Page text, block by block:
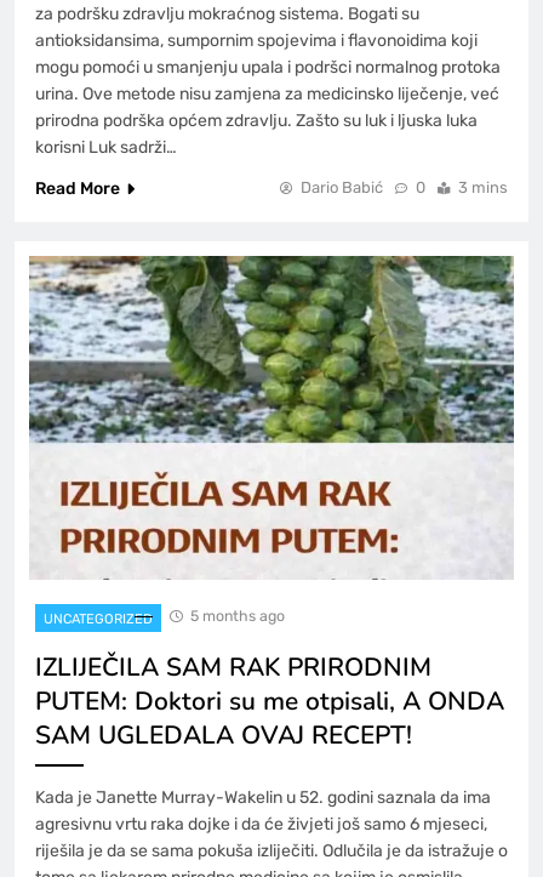
za podršku zdravlju mokraćnog sistema. Bogati su
antioksidansima, sumpornim spojevima i flavonoidima koji
mogu pomoći u smanjenju upala i podršci normalnog protoka
urina. Ove metode nisu zamjena za medicinsko liječenje, već
prirodna podrška općem zdravlju. Zašto su luk i ljuska luka
korisni Luk sadrži…
Read More
Dario Babić 0 3 mins
UNCATEGORIZED 5 months ago
IZLIJEČILA SAM RAK PRIRODNIM
PUTEM: Doktori su me otpisali, A ONDA
SAM UGLEDALA OVAJ RECEPT!
Kada je Janette Murray-Wakelin u 52. godini saznala da ima
agresivnu vrtu raka dojke i da će živjeti još samo 6 mjeseci,
riješila je da se sama pokuša izliječiti. Odlučila je da istražuje o